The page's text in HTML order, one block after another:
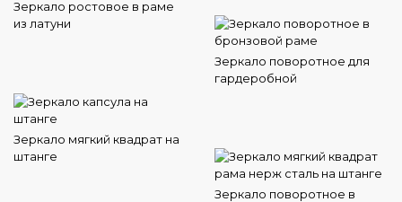
Зеркало ростовое в раме
из латуни
Зеркало поворотное для
гардеробной
Зеркало мягкий квадрат на
штанге
Зеркало поворотное в